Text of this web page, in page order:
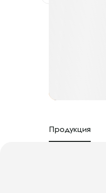
Продукция